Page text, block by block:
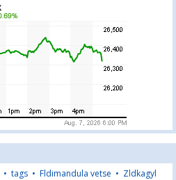
• tags • Fldimandula vetse • Zldkagyl